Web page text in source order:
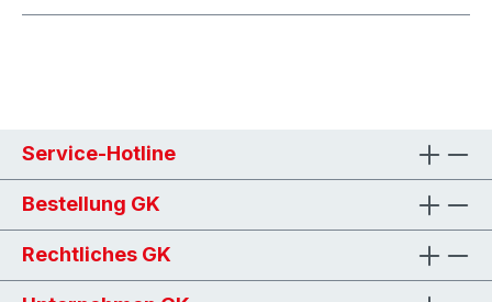
Service-Hotline
Bestellung GK
Rechtliches GK